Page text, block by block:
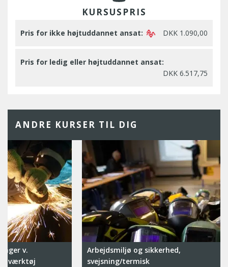
KURSUSPRIS
Pris for ikke højtuddannet ansat: DKK 1.090,00
Pris for ledig eller højtuddannet ansat:
DKK 6.517,75
ANDRE KURSER TIL DIG
v.
værktøj
Arbejdsmiljø og sikkerhed,
svejsning/termisk